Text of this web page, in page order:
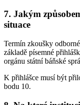
7. Jakým
situace
Termín zkoušky
základě písemné
orgánu státní báňské
K přihlášce musí být
bodu 10.